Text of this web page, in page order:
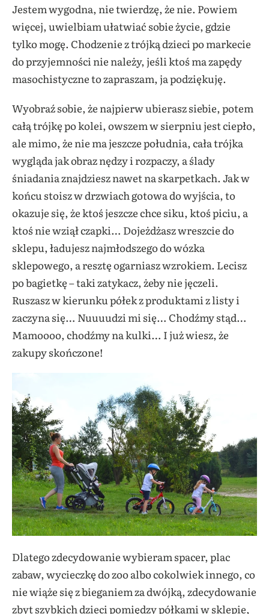
Jestem wygodna, nie twierdzę, że nie. Powiem
więcej, uwielbiam ułatwiać sobie życie, gdzie
tylko mogę. Chodzenie z trójką dzieci po markecie
do przyjemności nie należy, jeśli ktoś ma zapędy
masochistyczne to zapraszam, ja podziękuję.
Wyobraź sobie, że najpierw ubierasz siebie, potem
całą trójkę po kolei, owszem w sierpniu jest ciepło,
ale mimo, że nie ma jeszcze południa, cała trójka
wygląda jak obraz nędzy i rozpaczy, a ślady
śniadania znajdziesz nawet na skarpetkach. Jak w
końcu stoisz w drzwiach gotowa do wyjścia, to
okazuje się, że ktoś jeszcze chce siku, ktoś piciu, a
ktoś nie wziął czapki… Dojeżdżasz wreszcie do
sklepu, ładujesz najmłodszego do wózka
sklepowego, a resztę ogarniasz wzrokiem. Lecisz
po bagietkę – taki zatykacz, żeby nie jęczeli.
Ruszasz w kierunku półek z produktami z listy i
zaczyna się… Nuuuudzi mi się… Chodźmy stąd…
Mamoooo, chodźmy na kulki… I już wiesz, że
zakupy skończone!
Dlatego zdecydowanie wybieram spacer, plac
zabaw, wycieczkę do zoo albo cokolwiek innego, co
nie wiąże się z bieganiem za dwójką, zdecydowanie
zbyt szybkich dzieci pomiędzy półkami w sklepie,